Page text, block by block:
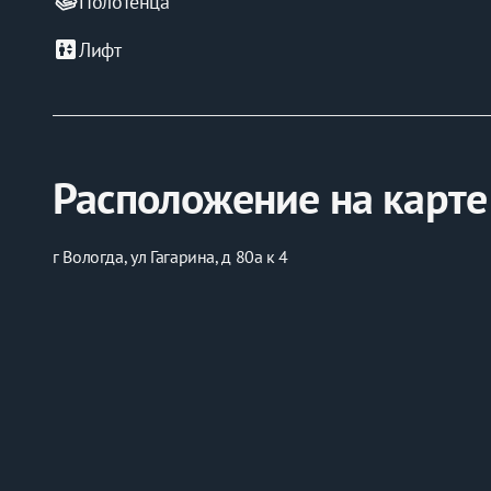
elevatorЛифт
Расположение на карте
г Вологда, ул Гагарина, д 80а к 4